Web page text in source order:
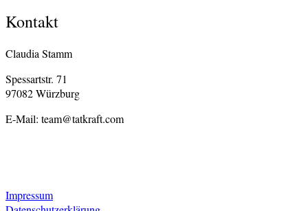
Kontakt
Claudia Stamm
Spessartstr. 71
97082 Würzburg
E-Mail: team@tatkraft.com
Impressum